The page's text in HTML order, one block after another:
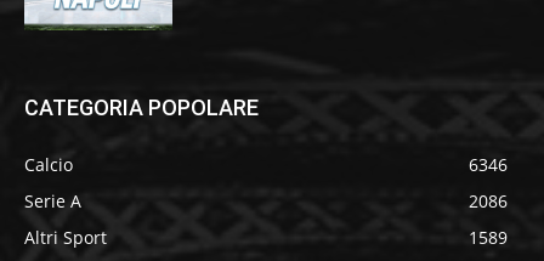
CATEGORIA POPOLARE
Calcio
6346
Serie A
2086
Altri Sport
1589